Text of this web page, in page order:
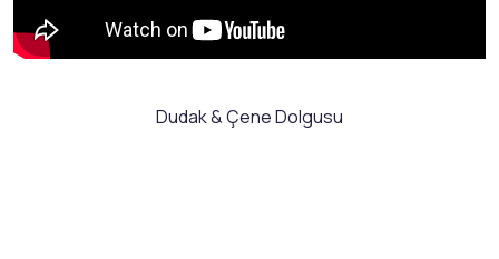
Dudak & Çene Dolgusu